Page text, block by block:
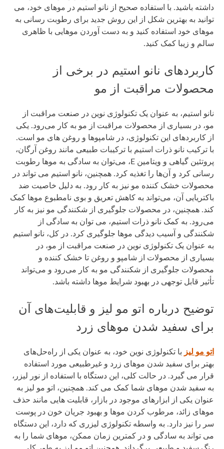
داشته باشید. با استفاده صحیح از نانو استیم در موهای خود، می
توانید به بهترین شکل از این روش جدید برای رطوبت رسانی به
موهای خود استفاده کنید و به دست آوردن موهایی با ظاهری
سالم و زیبا کمک کنید.
کاربردهای نانو استیم در برخی از
محصولات مراقبت از مو
نانو استیم، به عنوان یک تکنولوژی نوین در صنعت مراقبت از
مو، در بسیاری از محصولات مراقبت از مو به کار می‌رود. یکی
از کاربردهای این تکنولوژی، در شامپوها و روغن های مو است.
با ترکیب نانو ذرات استیم با ترکیبات طبیعی مانند روغن آرگان،
پروتئین گیاهی و ویتامین E، می‌توان به سادگی به موها رطوبت
رسانی کرد و آن‌ها را تغذیه کرد. همچنین، نانو استیم می تواند در
محصولات خشک کننده مو نیز به کار رود. به دلیل خاصیت ضد
باکتریایی آن، می‌تواند به کاهش تعریق و بوی نامطبوع موها کمک
کند. همچنین، در محصولات جلوگیری از شکنندگی مو نیز به کار
می‌رود. به کمک نانو ذرات استیم، می توان به سادگی از
شکنندگی و آسیب دیدگی موها جلوگیری کرد. در کل، نانو استیم
به عنوان یک تکنولوژی نوین در صنعت مراقبت از مو، در
بسیاری از محصولات از شامپو و روغن تا خشک کننده و
محصولات جلوگیری از شکنندگی مو به کار می‌رود و می‌تواند
تأثیر قابل توجهی در بهبود شرایط موها داشته باشد.
توضیح درباره اتو مو لیز و قابلیت‌های آن
برای سفید شدن موهای زرد
اتو مو لیز با تکنولوژی نوین خود، به عنوان یکی از راه‌حل‌های
بهتر برای سفید شدن موهای زرد و غیرطبیعی مورد استفاده
قرار می گیرد. در حالت کلی، این دستگاه با استفاده از نور لیزر،
به سفید شدن موهای شما کمک می کند. همچنین، اتو مو لیز به
عنوان یکی از ابزارهای موجود در بازار، قابلیت هایی مانند حذف
موهای زائد، مرطوب کردن موها و بهبود جریان خون در پوست
سر را نیز دارد. به واسطه تکنولوژی لیزری که دارد، این دستگاه
می تواند به سادگی و در کمترین زمان ممکن، موهای شما را به